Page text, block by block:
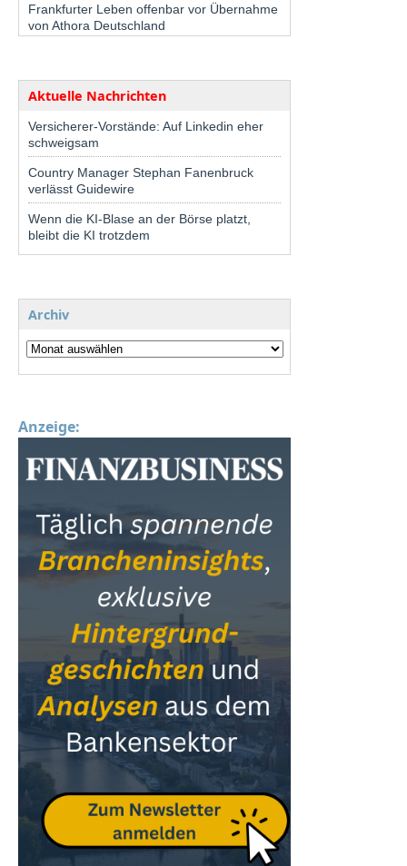
Frankfurter Leben offenbar vor Übernahme
von Athora Deutschland
Aktuelle Nachrichten
Versicherer-Vorstände: Auf Linkedin eher
schweigsam
Country Manager Stephan Fanenbruck
verlässt Guidewire
Wenn die KI-Blase an der Börse platzt,
bleibt die KI trotzdem
Archiv
Anzeige: